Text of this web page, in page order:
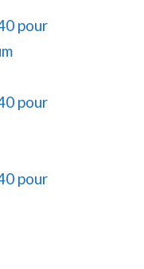
pour
pour
pour